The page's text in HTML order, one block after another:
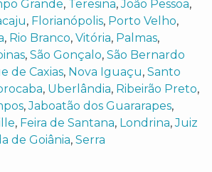
Grande, Teresina,João Pessoa,
, Florianópolis, Porto Velho,
, Rio Branco, Vitória, Palmas,
, São Gonçalo, São Bernardo
de Caxias, Nova Iguaçu, Santo
, Uberlândia, Ribeirão Preto,
,Jaboatão dos Guararapes,
, Feira de Santana, Londrina,Juiz
de Goiânia, Serra